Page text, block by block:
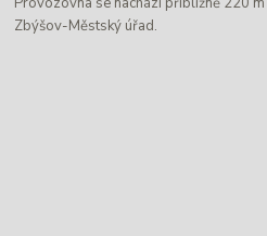
Zbýšov-Městský úřad.